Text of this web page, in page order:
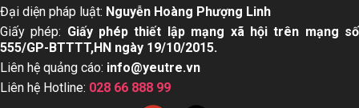
Đại diện pháp luật: Nguyễn Hoàng Phượng Linh
Giấy phép: Giấy phép thiết lập mạng xã hội trên mạng số
555/GP-BTTTT,HN ngày 19/10/2015.
Liên hệ quảng cáo: info@yeutre.vn
Liên hệ Hotline: 028 66 888 99